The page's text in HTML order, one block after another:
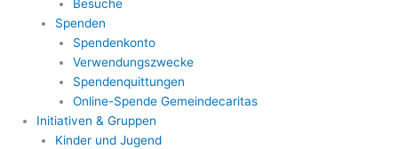
Besuche
Spenden
Spendenkonto
Verwendungszwecke
Spendenquittungen
Online-Spende Gemeindecaritas
Initiativen & Gruppen
Kinder und Jugend